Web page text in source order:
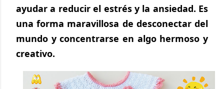
ayudar a reducir el estrés y la ansiedad. Es
una forma maravillosa de desconectar del
mundo y concentrarse en algo hermoso y
creativo.